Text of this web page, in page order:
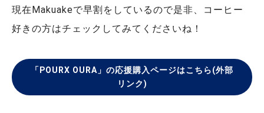
現在Makuakeで早割をしているので是非、コーヒー
好きの方はチェックしてみてくださいね！
「POURX OURA」の応援購入ページはこちら(外部
リンク)